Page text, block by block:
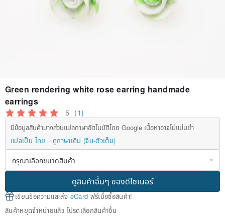
Green rendering white rose earring handmade
earrings
5 (1)
มีข้อมูลสินค้าบางส่วนแปลภาษาอัตโนมัติโดย Google เนื้อหาอาจไม่แม่นยำ
แปลเป็น ไทย
ดูภาษาเดิม (จีน-ตัวเต็ม)
ดูสินค้าอื่นๆ ของดีไซเนอร์
เขียนข้อความและส่ง eCard ฟรีเมื่อซื้อสินค้า!
สินค้าหยุดจำหน่ายแล้ว โปรดเลือกสินค้าอื่น